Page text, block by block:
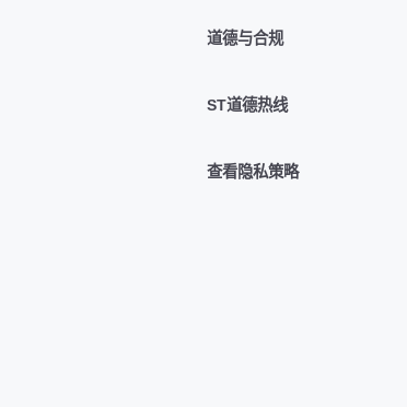
道德与合规
ST道德热线
查看隐私策略